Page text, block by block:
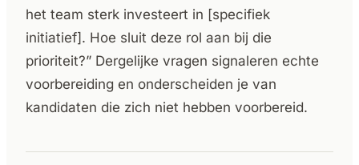
het team sterk investeert in [specifiek
initiatief]. Hoe sluit deze rol aan bij die
prioriteit?” Dergelijke vragen signaleren echte
voorbereiding en onderscheiden je van
kandidaten die zich niet hebben voorbereid.